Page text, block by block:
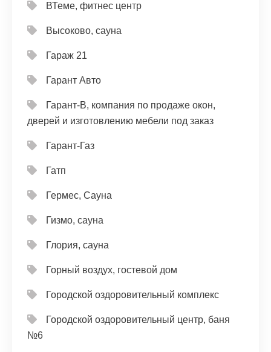
ВТеме, фитнес центр
Высоково, сауна
Гараж 21
Гарант Авто
Гарант-В, компания по продаже окон,
дверей и изготовлению мебели под заказ
Гарант-Газ
Гатп
Гермес, Сауна
Гизмо, сауна
Глория, сауна
Горный воздух, гостевой дом
Городской оздоровительный комплекс
Городской оздоровительный центр, баня
№6